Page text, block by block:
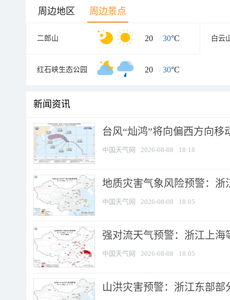
周边地区 周边景点
二郎山 20 / 30°C 白云
红石峡生态公园 20 / 30°C
新闻资讯
台风“灿鸿”将向偏西方向移
中国天气网 2026-08-08 18:18
地质灾害气象风险预警：
中国天气网 2026-08-08 18:05
强对流天气预警：浙江上海
中国天气网 2026-08-08 18:05
山洪灾害预警：浙江东部